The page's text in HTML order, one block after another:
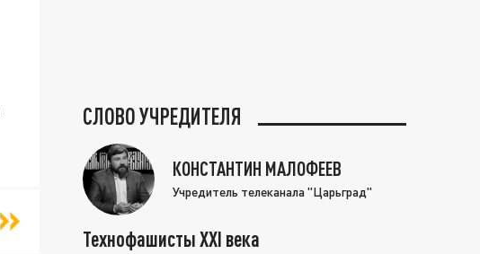
СЛОВО УЧРЕДИТЕЛЯ
КОНСТАНТИН МАЛОФЕЕВ
Учредитель телеканала "Царьград"
Технофашисты XXI века